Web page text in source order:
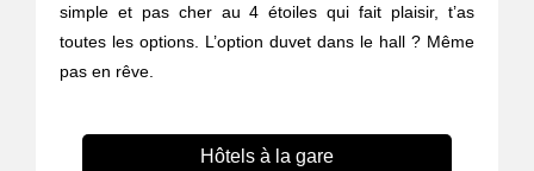
simple et pas cher au 4 étoiles qui fait plaisir, t’as
toutes les options. L’option duvet dans le hall ? Même
pas en rêve.
Hôtels à la gare